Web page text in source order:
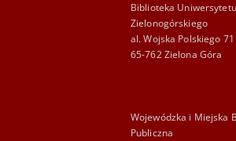
Biblioteka Uniwersytetu
Zielonogórskiego
al. Wojska Polskiego 71
65-762 Zielona Góra
Wojewódzka i Miejska
Publiczna